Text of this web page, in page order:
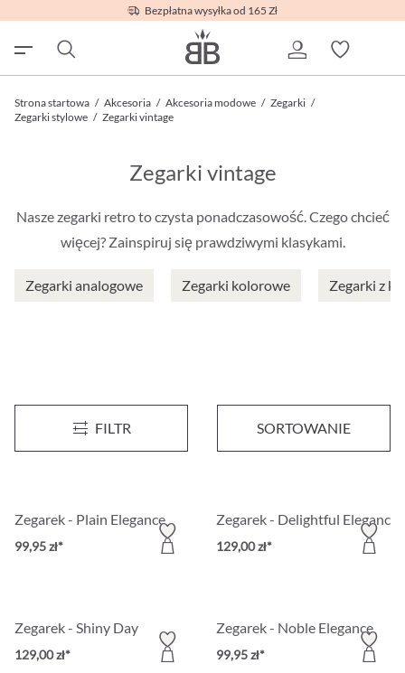
Bezpłatna wysyłka od 165 Zł
Strona startowa / Akcesoria / Akcesoria modowe / Zegarki /
Zegarki stylowe / Zegarki vintage
Zegarki vintage
Nasze zegarki retro to czysta ponadczasowość. Czego chcieć
więcej? Zainspiruj się prawdziwymi klasykami.
Zegarki analogowe Zegarki kolorowe Zegarki z
FILTR SORTOWANIE
Zegarek - Glossy Elegance Zegarek - Elegant Delight
129,00 zł*
Zegarek - Plain Elegance
99,95 zł*
Zegarek - Delightful Elegance
129,00 zł*
Zegarek - Shiny Day
129,00 zł*
Zegarek - Noble Elegance
99,95 zł*